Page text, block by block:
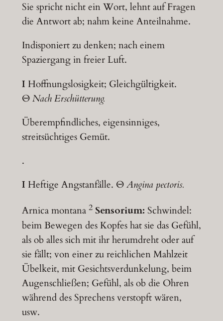
Sie spricht nicht ein Wort, lehnt auf Fragen
die Antwort ab; nahm keine Anteilnahme.
Indisponiert zu denken; nach einem
Spaziergang in freier Luft.
I Hoffnungslosigkeit; Gleichgültigkeit.
ΘNach Erschütterung.
Überempfindliches, eigensinniges,
streitsüchtiges Gemüt.
.
I Heftige Angstanfälle. ΘAngina pectoris.
Arnica montana 2 Sensorium: Schwindel:
beim Bewegen des Kopfes hat sie das Gefühl,
als ob alles sich mit ihr herumdreht oder auf
sie fällt; von einer zu reichlichen Mahlzeit
Übelkeit, mit Gesichtsverdunkelung, beim
Augenschließen; Gefühl, als ob die Ohren
während des Sprechens verstopft wären,
usw.